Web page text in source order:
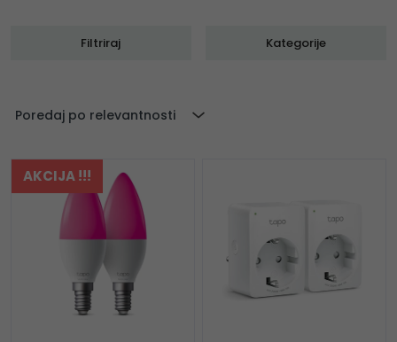
Filtriraj Kategorije
Poredaj po relevantnosti
AKCIJA !!!